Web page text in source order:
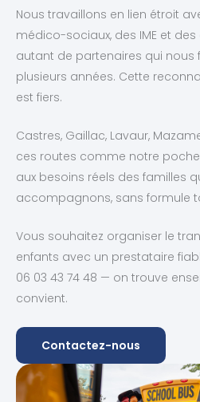
Nous travaillons en lien étroit
médico-sociaux, des IME et
autant de partenaires qui nous
plusieurs années. Cette
est fiers.
Castres, Gaillac, Lavaur,
ces routes comme notre
aux besoins réels des familles
accompagnons, sans formule
Vous souhaitez organiser le
enfants avec un prestataire
06 03 43 74 48 — on trouve
convient.
Contactez-nous